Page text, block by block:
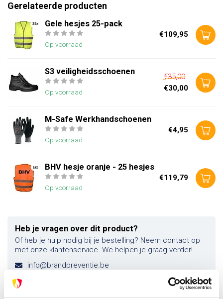
Gerelateerde producten
Gele hesjes 25-pack
Op voorraad
€109,95
S3 veiligheidsschoenen
Op voorraad
€35,00
€30,00
M-Safe Werkhandschoenen
Op voorraad
€4,95
BHV hesje oranje - 25 hesjes
Op voorraad
€119,79
Heb je vragen over dit product?
Of heb je hulp nodig bij je bestelling? Neem contact op
met onze klantenservice. We helpen je graag verder!
info@brandpreventie.be